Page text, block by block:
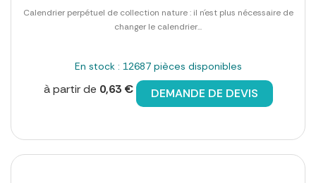
Calendrier perpétuel de collection nature : il n´est plus nécessaire de
changer le calendrier...
En stock : 12687 pièces disponibles
à partir de 0,63 € DEMANDE DE DEVIS